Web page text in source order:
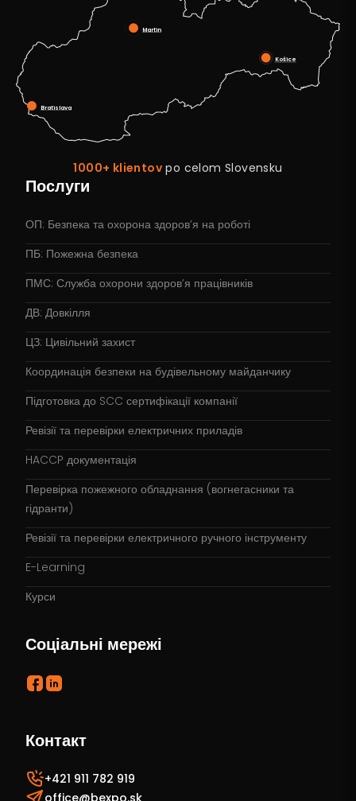
Bratislava
Martin
Košice
1000+ klientov po celom Slovensku
Послуги
ОП: Безпека та охорона здоров’я на роботі
ПБ: Пожежна безпека
ПМС: Служба охорони здоров’я працівників
ДВ: Довкілля
ЦЗ: Цивільний захист
Координація безпеки на будівельному майданчику
Підготовка до SCC сертифікації компанії
Ревізії та перевірки електричних приладів
HACCP документація
Перевірка пожежного обладнання (вогнегасники та
гідранти)
Ревізії та перевірки електричного ручного інструменту
E-Learning
Курси
Соціальні мережі
Контакт
+421 911 782 919
office@bexpo.sk